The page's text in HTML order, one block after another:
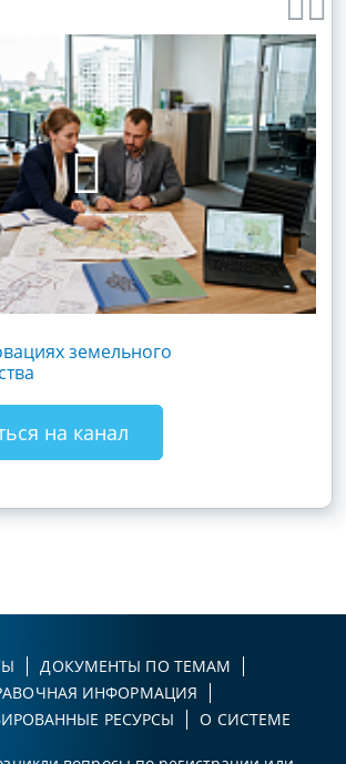
земельного
на канал
ДОКУМЕНТЫ ПО ТЕМАМ
ИНФОРМАЦИЯ
РЕСУРСЫ
О СИСТЕМЕ